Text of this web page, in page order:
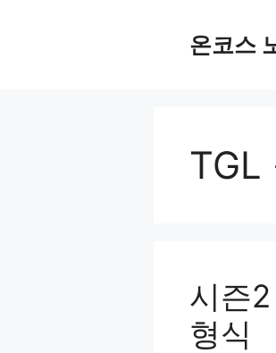
온코스
TGL
시즌
형식